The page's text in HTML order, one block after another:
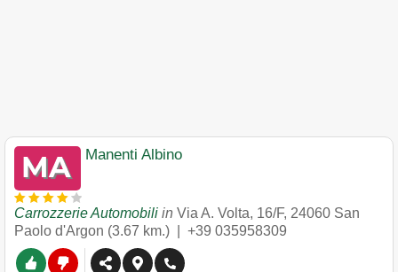
Manenti Albino
Carrozzerie Automobili in Via A. Volta, 16/F, 24060 San
Paolo d'Argon (3.67 km.) | +39 035958309